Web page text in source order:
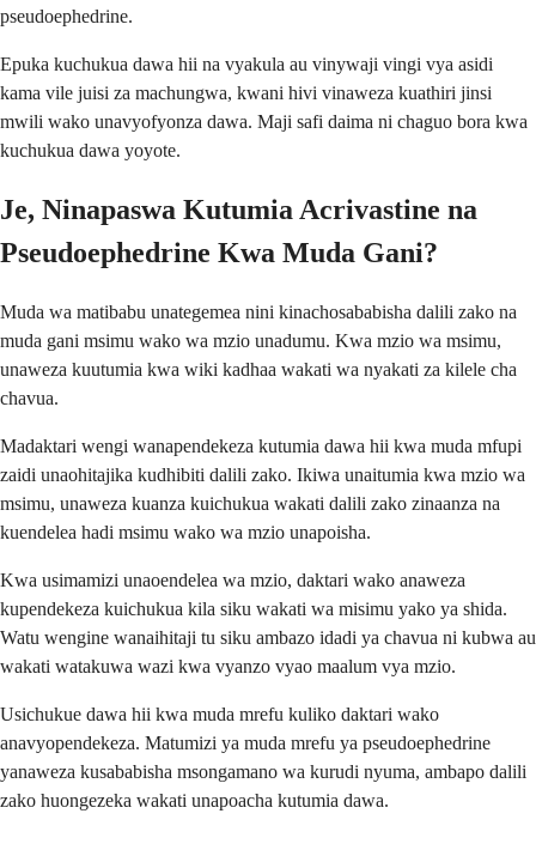
pseudoephedrine.
Epuka kuchukua dawa hii na vyakula au vinywaji vingi vya asidi
kama vile juisi za machungwa, kwani hivi vinaweza kuathiri jinsi
mwili wako unavyofyonza dawa. Maji safi daima ni chaguo bora kwa
kuchukua dawa yoyote.
Je, Ninapaswa Kutumia Acrivastine na
Pseudoephedrine Kwa Muda Gani?
Muda wa matibabu unategemea nini kinachosababisha dalili zako na
muda gani msimu wako wa mzio unadumu. Kwa mzio wa msimu,
unaweza kuutumia kwa wiki kadhaa wakati wa nyakati za kilele cha
chavua.
Madaktari wengi wanapendekeza kutumia dawa hii kwa muda mfupi
zaidi unaohitajika kudhibiti dalili zako. Ikiwa unaitumia kwa mzio wa
msimu, unaweza kuanza kuichukua wakati dalili zako zinaanza na
kuendelea hadi msimu wako wa mzio unapoisha.
Kwa usimamizi unaoendelea wa mzio, daktari wako anaweza
kupendekeza kuichukua kila siku wakati wa misimu yako ya shida.
Watu wengine wanaihitaji tu siku ambazo idadi ya chavua ni kubwa au
wakati watakuwa wazi kwa vyanzo vyao maalum vya mzio.
Usichukue dawa hii kwa muda mrefu kuliko daktari wako
anavyopendekeza. Matumizi ya muda mrefu ya pseudoephedrine
yanaweza kusababisha msongamano wa kurudi nyuma, ambapo dalili
zako huongezeka wakati unapoacha kutumia dawa.